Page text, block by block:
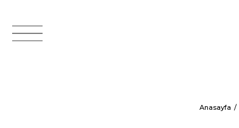
Anasayfa